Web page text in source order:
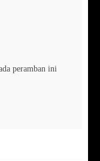
peramban ini